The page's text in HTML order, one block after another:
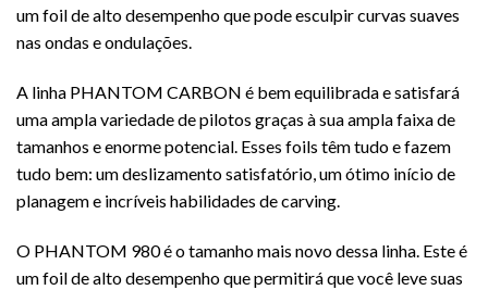
um foil de alto desempenho que pode esculpir curvas suaves
nas ondas e ondulações.
A linha PHANTOM CARBON é bem equilibrada e satisfará
uma ampla variedade de pilotos graças à sua ampla faixa de
tamanhos e enorme potencial. Esses foils têm tudo e fazem
tudo bem: um deslizamento satisfatório, um ótimo início de
planagem e incríveis habilidades de carving.
O PHANTOM 980 é o tamanho mais novo dessa linha. Este é
um foil de alto desempenho que permitirá que você leve suas